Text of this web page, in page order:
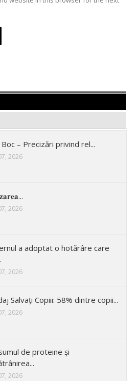
Boc – Precizări privind rel...
2026
2026
a adoptat o hotărâre care
2026
Salvați Copiii: 58% dintre copii...
2026
de proteine și
2026